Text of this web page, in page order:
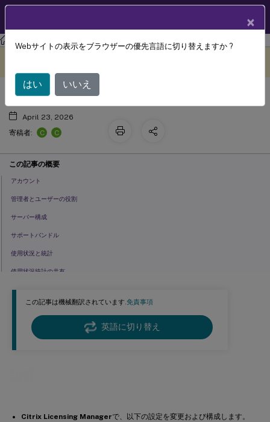
ライセンス ライセンス 11.17.2 ビルド 44000
この記事は機械翻訳されています.免責事項
英語に切り替え
Citrix Licensing Managerで、以下の設定を変更および構成します。
設定
April 23, 2026
寄稿者:
C C
この記事の概要
アカウント
管理者とユーザーの役割
サーバー構成
サポートバンドル
使用状況と統計
使用状況統計の共有
アップロード情報
履歴使用状況
×
Webサイトの表示をブラウザーの優先言語に切り替えますか ?
はい いいえ